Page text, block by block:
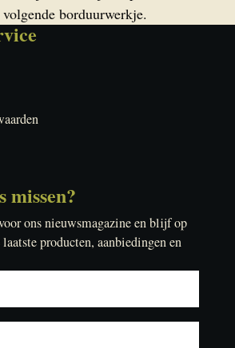
borduurwerkje.
missen?
ons nieuwsmagazine en blijf op
producten, aanbiedingen en